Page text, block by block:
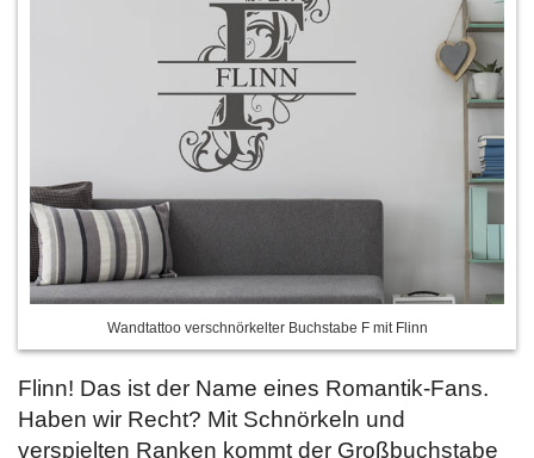
Wandtattoo verschnörkelter Buchstabe F mit Flinn
Flinn! Das ist der Name eines Romantik-Fans.
Haben wir Recht? Mit Schnörkeln und
verspielten Ranken kommt der Großbuchstabe